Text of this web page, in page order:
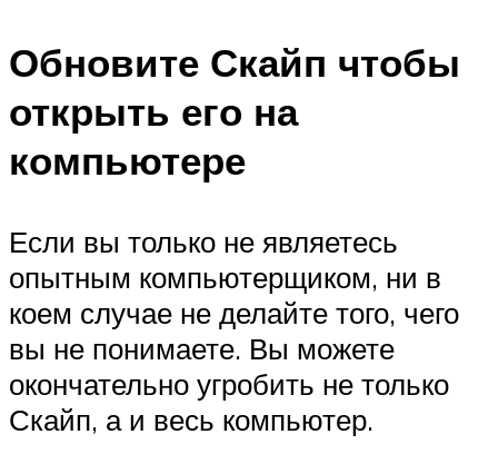
Обновите Скайп чтобы
открыть его на
компьютере
Если вы только не являетесь
опытным компьютерщиком, ни в
коем случае не делайте того, чего
вы не понимаете. Вы можете
окончательно угробить не только
Скайп, а и весь компьютер.